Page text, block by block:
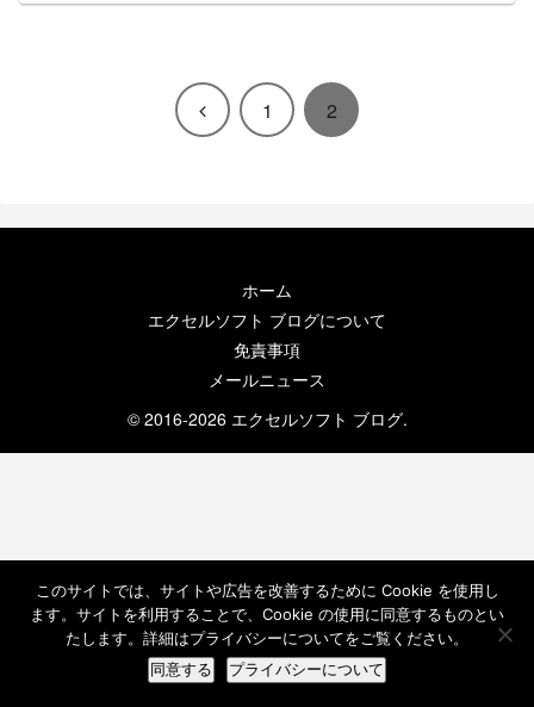
前
1 2
ホーム
エクセルソフト ブログについて
免責事項
メールニュース
© 2016-2026 エクセルソフト ブログ.
このサイトでは、サイトや広告を改善するために Cookie を使用し
ます。サイトを利用することで、Cookie の使用に同意するものとい
たします。詳細はプライバシーについてをご覧ください。
同意する プライバシーについて